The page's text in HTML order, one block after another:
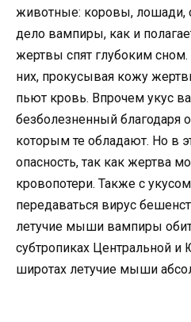
животные: коровы, лошади,
дело вампиры, как и
жертвы спят глубоким сном.
них, прокусывая кожу
пьют кровь. Впрочем укус
безболезненный благодаря
которым те обладают. Но в
опасность, так как жертва
кровопотери. Также с
передаваться вирус
летучие мыши вампиры
субтропиках Центральной
широтах летучие мыши